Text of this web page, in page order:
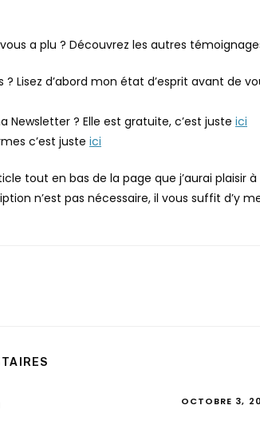
a plu ? Découvrez les autres
Lisez d’abord mon état d’esprit avant de
Newsletter ? Elle est gratuite, c’est juste ici
c’est juste ici
tout en bas de la page que j’aurai plaisir à
n’est pas nécessaire, il vous suffit d’y
OCTOBRE 3,